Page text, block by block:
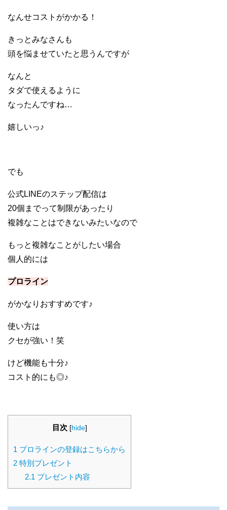
なんせコストがかかる！
きっとみなさんも
頭を悩ませていたと思うんですが
なんと
タダで使えるように
なったんですね…
嬉しいっ♪
でも
公式LINEのステップ配信は
20個までって制限があったり
複雑なことはできないみたいなので
もっと複雑なことがしたい場合
個人的には
プロライン
がかなりおすすめです♪
使い方は
クセが強い！笑
けど機能も十分♪
コスト的にも◎♪
目次 [hide]
1 プロラインの登録はこちらから
2 特別プレゼント
2.1 プレゼント内容